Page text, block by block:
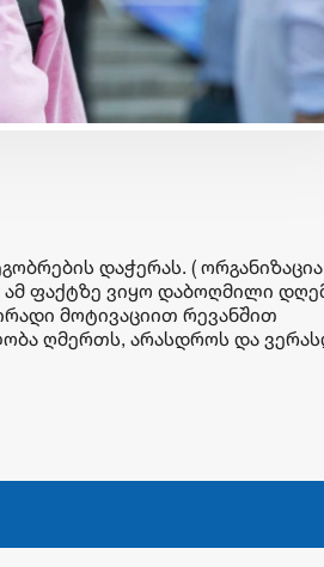
დაჭერას. ( ორგანიზაცია
ამ ფაქტზე ვიყო დაბოღმილი
მოტივაციით რევანშით
ღმერთს, არასდროს და
4SDGs
გაგზავნაა